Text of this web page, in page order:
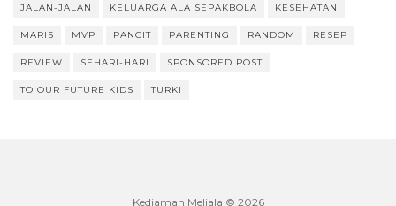
JALAN-JALAN KELUARGA ALA SEPAKBOLA KESEHATAN
MARIS MVP PANCIT PARENTING RANDOM RESEP
REVIEW SEHARI-HARI SPONSORED POST
TO OUR FUTURE KIDS TURKI
Kediaman Meliala © 2026